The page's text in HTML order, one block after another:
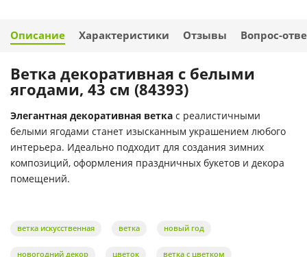
Описание Характеристики Отзывы Вопрос-
Ветка декоративная с белыми
ягодами, 43 см (84393)
Элегантная декоративная ветка с реалистичными
белыми ягодами станет изысканным украшением любого
интерьера. Идеально подходит для создания зимних
композиций, оформления праздничных букетов и декора
помещений.
ветка искусственная ветка новый год
новогодний декор цветок ветка с цветком